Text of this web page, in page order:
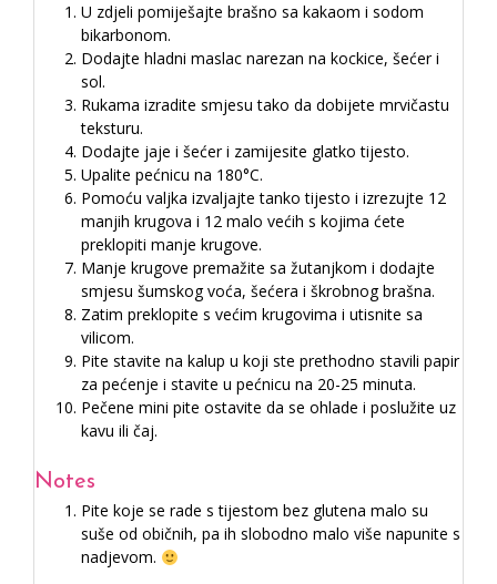
U zdjeli pomiješajte brašno sa kakaom i sodom
bikarbonom.
Dodajte hladni maslac narezan na kockice, šećer i
sol.
Rukama izradite smjesu tako da dobijete mrvičastu
teksturu.
Dodajte jaje i šećer i zamijesite glatko tijesto.
Upalite pećnicu na 180°C.
Pomoću valjka izvaljajte tanko tijesto i izrezujte 12
manjih krugova i 12 malo većih s kojima ćete
preklopiti manje krugove.
Manje krugove premažite sa žutanjkom i dodajte
smjesu šumskog voća, šećera i škrobnog brašna.
Zatim preklopite s većim krugovima i utisnite sa
vilicom.
Pite stavite na kalup u koji ste prethodno stavili papir
za pećenje i stavite u pećnicu na 20-25 minuta.
Pečene mini pite ostavite da se ohlade i poslužite uz
kavu ili čaj.
Notes
Pite koje se rade s tijestom bez glutena malo su
suše od običnih, pa ih slobodno malo više napunite s
nadjevom.